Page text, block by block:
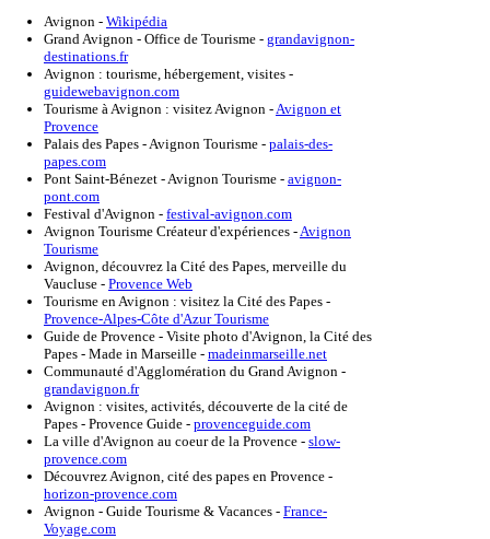
Avignon - Wikipédia
Grand Avignon - Office de Tourisme - grandavignon-
destinations.fr
Avignon : tourisme, hébergement, visites -
guidewebavignon.com
Tourisme à Avignon : visitez Avignon -Avignon et
Provence
Palais des Papes - Avignon Tourisme - palais-des-
papes.com
Pont Saint-Bénezet - Avignon Tourisme - avignon-
pont.com
Festival d'Avignon - festival-avignon.com
Avignon Tourisme Créateur d'expériences -Avignon
Tourisme
Avignon, découvrez la Cité des Papes, merveille du
Vaucluse - Provence Web
Tourisme en Avignon : visitez la Cité des Papes -
Provence-Alpes-Côte d'Azur Tourisme
Guide de Provence - Visite photo d'Avignon, la Cité des
Papes - Made in Marseille - madeinmarseille.net
Communauté d'Agglomération du Grand Avignon -
grandavignon.fr
Avignon : visites, activités, découverte de la cité de
Papes - Provence Guide - provenceguide.com
La ville d'Avignon au coeur de la Provence - slow-
provence.com
Découvrez Avignon, cité des papes en Provence -
horizon-provence.com
Avignon - Guide Tourisme & Vacances - France-
Voyage.com